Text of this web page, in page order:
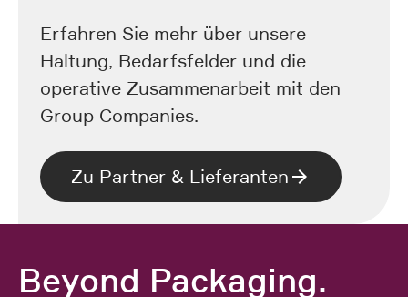
Erfahren Sie mehr über unsere
Haltung, Bedarfsfelder und die
operative Zusammenarbeit mit den
Group Companies.
Zu Partner & Lieferanten
Beyond Packaging.